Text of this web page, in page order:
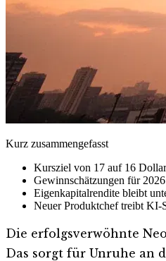
Kurz zusammengefasst
Kursziel von 17 auf 16
Gewinnschätzungen für
Eigenkapitalrendite bleibt
Neuer Produktchef treibt KI-
Die erfolgsverwöhnte
Das sorgt für Unruhe an